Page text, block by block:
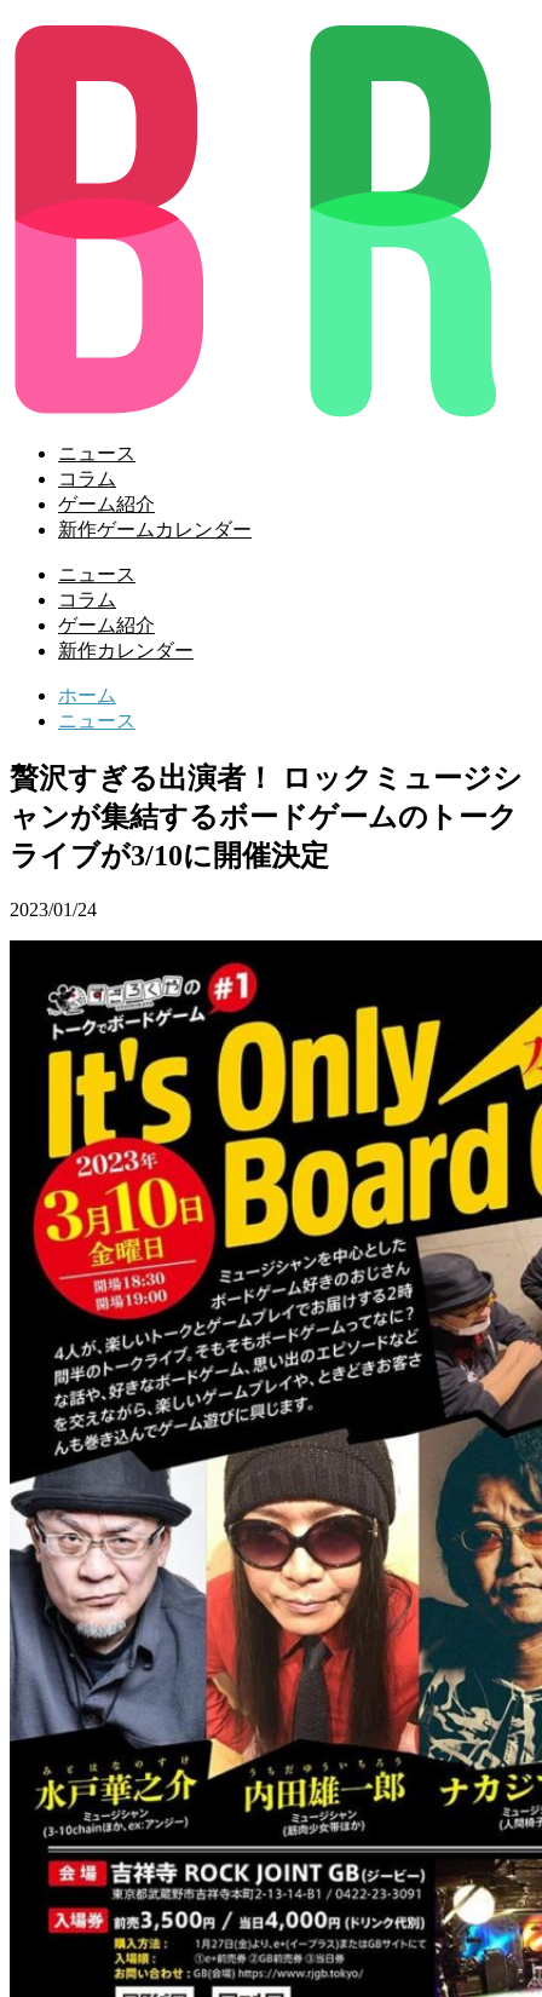
ニュース
コラム
ゲーム紹介
新作ゲームカレンダー
ニュース
コラム
ゲーム紹介
新作カレンダー
ホーム
ニュース
贅沢すぎる出演者！ ロックミュージシ
ャンが集結するボードゲームのトーク
ライブが3/10に開催決定
2023/01/24